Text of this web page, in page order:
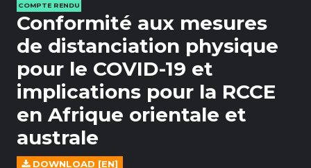
COMPTE RENDU
Conformité aux mesures
de distanciation physique
pour le COVID-19 et
implications pour la RCCE
en Afrique orientale et
australe
DOWNLOAD [EN]